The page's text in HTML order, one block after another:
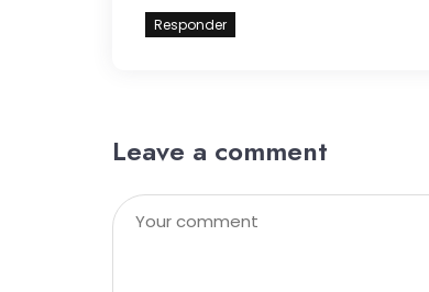
Responder
Leave a comment